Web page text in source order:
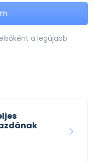
a legújabb